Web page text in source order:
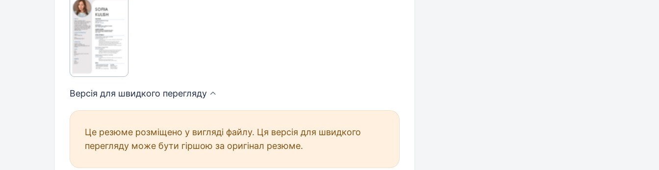
Версія для швидкого перегляду
Це резюме розміщено у вигляді файлу. Ця версія для швидкого
перегляду може бути гіршою за оригінал резюме.